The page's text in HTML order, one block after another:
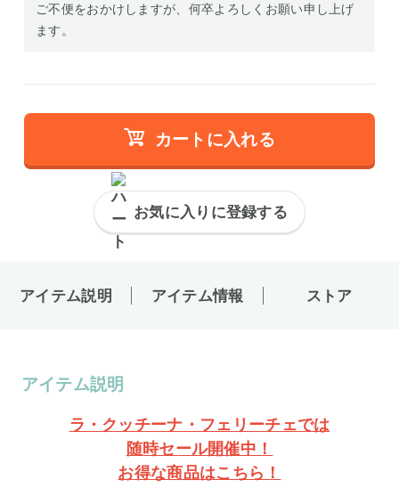
ご不便をおかけしますが、何卒よろしくお願い申し上げ
ます。
カートに入れる
お気に入りに登録する
アイテム説明 アイテム情報 ストア
アイテム説明
ラ・クッチーナ・フェリーチェでは
随時セール開催中！
お得な商品はこちら！